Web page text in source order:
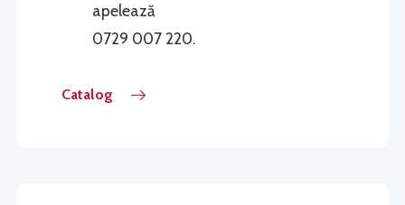
apelează
0729 007 220.
Catalog